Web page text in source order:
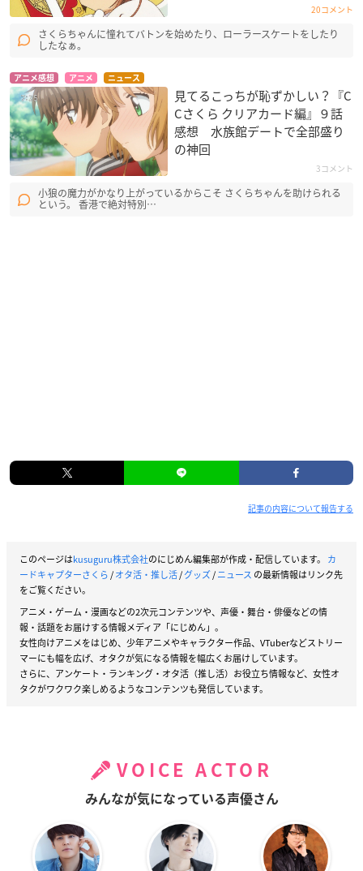
20コメント
さくらちゃんに憧れてバトンを始めたり、ローラースケートをしたり
したなぁ。
アニメ感想 アニメ ニュース
見てるこっちが恥ずかしい？『C
Cさくら クリアカード編』９話
感想 水族館デートで全部盛り
の神回
3コメント
小狼の魔力がかなり上がっているからこそ さくらちゃんを助けられる
という。 香港で絶対特別…
記事の内容について報告する
このページはkusuguru株式会社のにじめん編集部が作成・配信しています。 カ
ードキャプターさくら/オタ活・推し活/グッズ/ニュース の最新情報はリンク先
をご覧ください。
アニメ・ゲーム・漫画などの2次元コンテンツや、声優・舞台・俳優などの情
報・話題をお届けする情報メディア「にじめん」。
女性向けアニメをはじめ、少年アニメやキャラクター作品、VTuberなどストリー
マーにも幅を広げ、オタクが気になる情報を幅広くお届けしています。
さらに、アンケート・ランキング・オタ活（推し活）お役立ち情報など、女性オ
タクがワクワク楽しめるようなコンテンツも発信しています。
VOICE ACTOR
みんなが気になっている声優さん